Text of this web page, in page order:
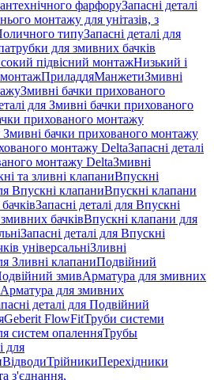
фарфоруЗапасні деталі
монтажу для унітазів, з
типуЗапасні деталі для
для змивних бачків
підвісний монтажНизький і
монтажПриладдяМанжетиЗмивні
Змивні бачки прихованого
для Змивні бачки прихованого
прихованого монтажу
Змивні бачки прихованого монтажу
монтажу DeltaЗапасні деталі
монтажу DeltaЗмивні
та зливні клапаниВпускні
Впускні клапаниВпускні клапани
Запасні деталі для Впускні
бачківВпускні клапани для
Запасні деталі для Впускні
універсальніЗливні
Зливні клапаниПодвійний
змивАрматура для змивних
Арматура для змивних
деталі для Подвійний
Geberit FlowFitТруби системи
систем опаленняТрубы
для
ВідводиТрійникиПерехідники
з'єднання,